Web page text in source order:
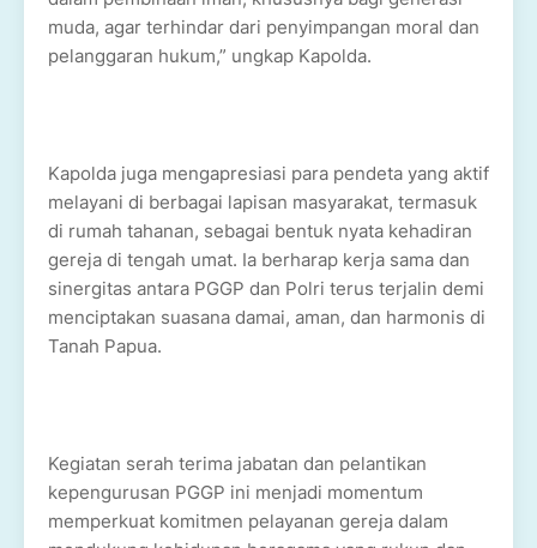
muda, agar terhindar dari penyimpangan moral dan
pelanggaran hukum,” ungkap Kapolda.
Kapolda juga mengapresiasi para pendeta yang aktif
melayani di berbagai lapisan masyarakat, termasuk
di rumah tahanan, sebagai bentuk nyata kehadiran
gereja di tengah umat. Ia berharap kerja sama dan
sinergitas antara PGGP dan Polri terus terjalin demi
menciptakan suasana damai, aman, dan harmonis di
Tanah Papua.
Kegiatan serah terima jabatan dan pelantikan
kepengurusan PGGP ini menjadi momentum
memperkuat komitmen pelayanan gereja dalam